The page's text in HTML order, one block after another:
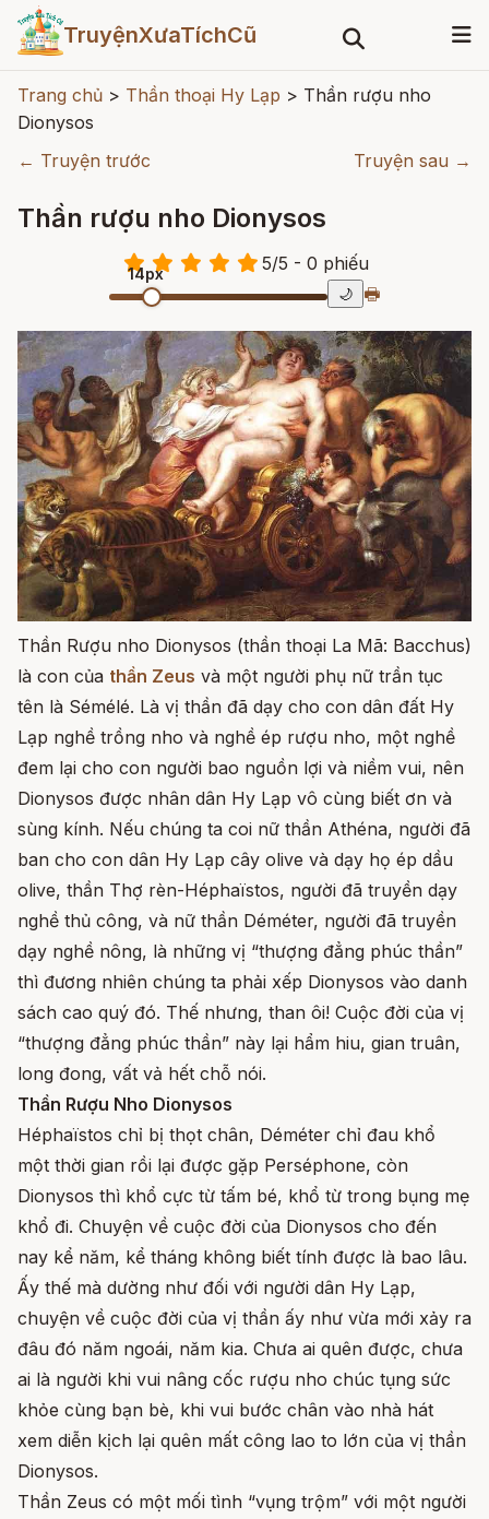
TruyệnXưaTíchCũ
Trang chủ > Thần thoại Hy Lạp > Thần rượu nho
Dionysos
← Truyện trước
Truyện sau →
Thần rượu nho Dionysos
5/5 - 0 phiếu
14px
🌙 🖶
Thần Rượu nho Dionysos (thần thoại La Mã: Bacchus)
là con của thần Zeus và một người phụ nữ trần tục
tên là Sémélé. Là vị thần đã dạy cho con dân đất Hy
Lạp nghề trồng nho và nghề ép rượu nho, một nghề
đem lại cho con người bao nguồn lợi và niềm vui, nên
Dionysos được nhân dân Hy Lạp vô cùng biết ơn và
sùng kính. Nếu chúng ta coi nữ thần Athéna, người đã
ban cho con dân Hy Lạp cây olive và dạy họ ép dầu
olive, thần Thợ rèn-Héphaïstos, người đã truyền dạy
nghề thủ công, và nữ thần Déméter, người đã truyền
dạy nghề nông, là những vị “thượng đẳng phúc thần”
thì đương nhiên chúng ta phải xếp Dionysos vào danh
sách cao quý đó. Thế nhưng, than ôi! Cuộc đời của vị
“thượng đẳng phúc thần” này lại hẩm hiu, gian truân,
long đong, vất vả hết chỗ nói.
Thần Rượu Nho Dionysos
Héphaïstos chỉ bị thọt chân, Déméter chỉ đau khổ
một thời gian rồi lại được gặp Perséphone, còn
Dionysos thì khổ cực từ tấm bé, khổ từ trong bụng mẹ
khổ đi. Chuyện về cuộc đời của Dionysos cho đến
nay kể năm, kể tháng không biết tính được là bao lâu.
Ấy thế mà dường như đối với người dân Hy Lạp,
chuyện về cuộc đời của vị thần ấy như vừa mới xảy ra
đâu đó năm ngoái, năm kia. Chưa ai quên được, chưa
ai là người khi vui nâng cốc rượu nho chúc tụng sức
khỏe cùng bạn bè, khi vui bước chân vào nhà hát
xem diễn kịch lại quên mất công lao to lớn của vị thần
Dionysos.
Thần Zeus có một mối tình “vụng trộm” với một người